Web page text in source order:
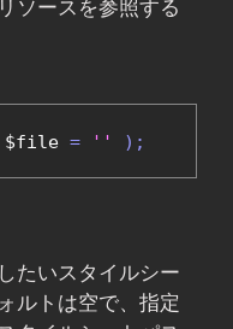
ソースを参照する
$file = '' );
たいスタイルシー
ルトは空で、指定